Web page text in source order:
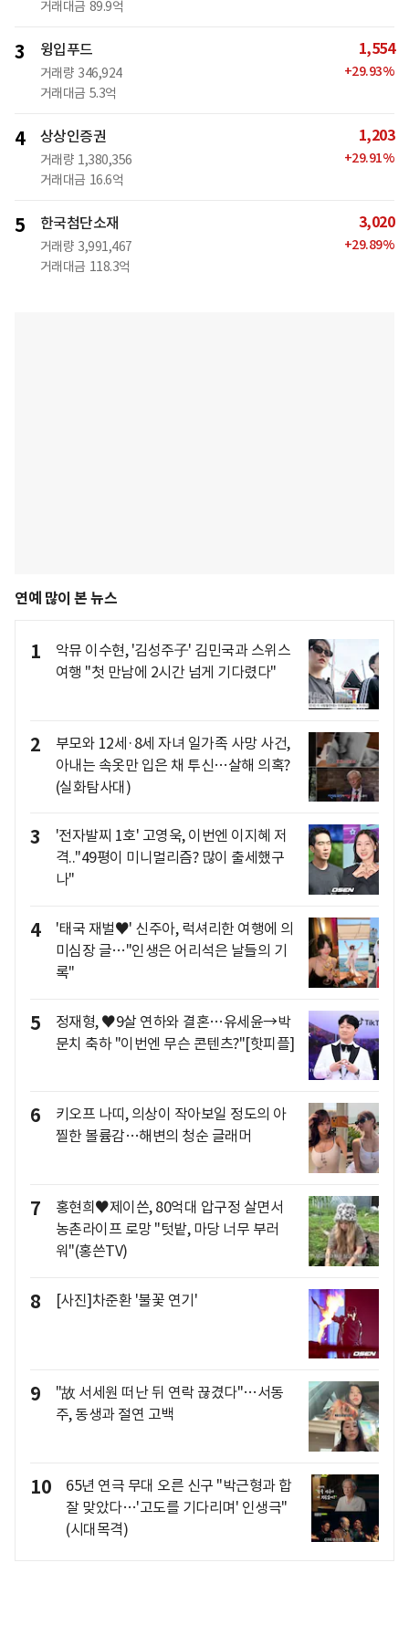
거래대금 89.9억
3 윙입푸드
거래량 346,924
거래대금 5.3억
1,554
+29.93%
4 상상인증권
거래량 1,380,356
거래대금 16.6억
1,203
+29.91%
5 한국첨단소재
거래량 3,991,467
거래대금 118.3억
3,020
+29.89%
연예 많이 본 뉴스
1
악뮤 이수현, '김성주子' 김민국과 스위스
여행 "첫 만남에 2시간 넘게 기다렸다"
2
부모와 12세·8세 자녀 일가족 사망 사건,
아내는 속옷만 입은 채 투신…살해 의혹?
(실화탐사대)
3
'전자발찌 1호' 고영욱, 이번엔 이지혜 저
격.."49평이 미니멀리즘? 많이 출세했구
나"
4
'태국 재벌♥' 신주아, 럭셔리한 여행에 의
미심장 글…"인생은 어리석은 날들의 기
록"
5
정재형, ♥9살 연하와 결혼…유세윤→박
문치 축하 "이번엔 무슨 콘텐츠?"[핫피플]
6
키오프 나띠, 의상이 작아보일 정도의 아
찔한 볼륨감…해변의 청순 글래머
7
홍현희♥제이쓴, 80억대 압구정 살면서
농촌라이프 로망 "텃밭, 마당 너무 부러
워"(홍쓴TV)
8 [사진]차준환 '불꽃 연기'
9
"故 서세원 떠난 뒤 연락 끊겼다"…서동
주, 동생과 절연 고백
10
65년 연극 무대 오른 신구 "박근형과 합
잘 맞았다…'고도를 기다리며' 인생극"
(시대목격)